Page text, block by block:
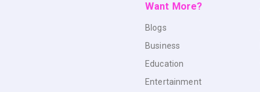
Want More?
Blogs
Business
Education
Entertainment